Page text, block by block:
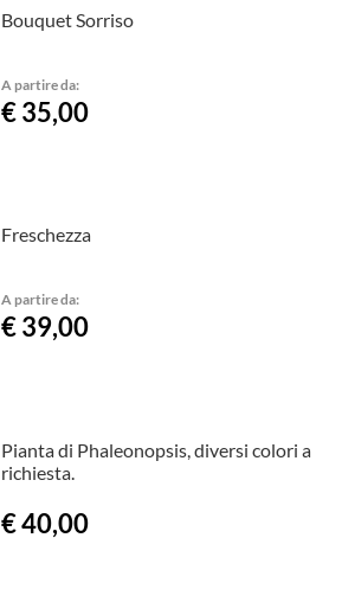
Bouquet Sorriso
A partire da:
€ 35,00
Freschezza
A partire da:
€ 39,00
Pianta di Phaleonopsis, diversi colori a
richiesta.
€ 40,00